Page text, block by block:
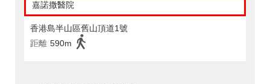
嘉諾撒醫院
香港島半山區舊山頂道1號
距離 590m